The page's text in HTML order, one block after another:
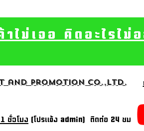
าไม่เจอ คิดอะไรไ
and promotion CO.,Ltd.
1 ชั่วโมง (โปรแจ้ง admin) ติดต่อ 24 ชม